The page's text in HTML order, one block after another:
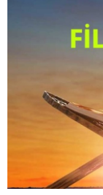
KİMDİR?
DİNİ MESAJLAR
DİNİ BİLGİLER